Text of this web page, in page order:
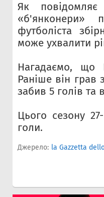
Як
«б'янконери»
футболіста
може ухвалити
Нагадаємо, що
Раніше він грав
забив 5 голів та
Цього сезону
голи.
Джерело: la Gazzetta